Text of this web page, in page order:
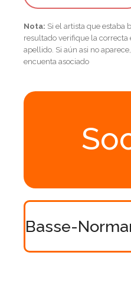
Nota: Si el artista que estaba
resultado verifique la
apellido. Si aún asi no
encuenta asociado
Basse-